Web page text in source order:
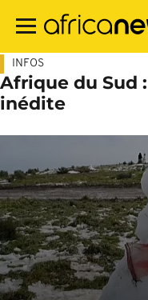
contenu
INFOS
Afrique du Sud
inédite